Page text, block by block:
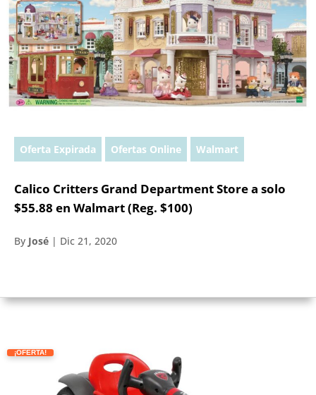
Oferta Expirada Ofertas Online Walmart
Calico Critters Grand Department Store a solo
$55.88 en Walmart (Reg. $100)
By José | Dic 21, 2020
¡OFERTA!